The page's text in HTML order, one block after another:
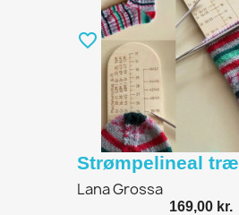
favorite_border
Strømpelineal træ
Lana Grossa
169,00 kr.